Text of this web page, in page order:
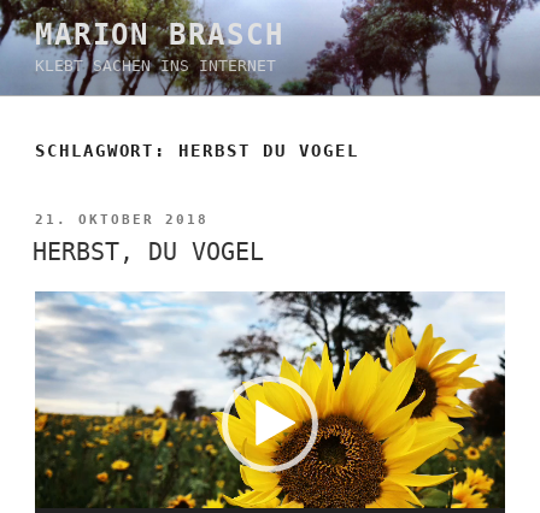
Zum
Inhalt
springen
MARION BRASCH
KLEBT SACHEN INS INTERNET
SCHLAGWORT: HERBST DU VOGEL
VERÖFFENTLICHT
AM
21. OKTOBER 2018
HERBST, DU VOGEL
Video-
Player